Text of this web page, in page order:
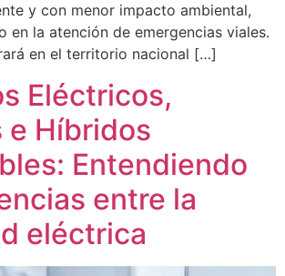
y con menor impacto ambiental,
en la atención de emergencias viales.
en el territorio nacional […]
Eléctricos,
e Híbridos
Entendiendo
entre la
eléctrica